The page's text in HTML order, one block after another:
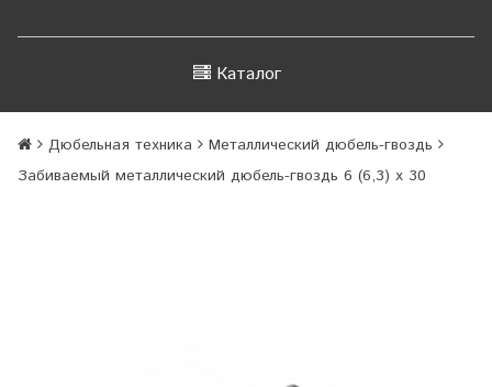
Каталог
Дюбельная техника
Металлический дюбель-гвоздь
Забиваемый металлический дюбель-гвоздь 6 (6,3) х 30